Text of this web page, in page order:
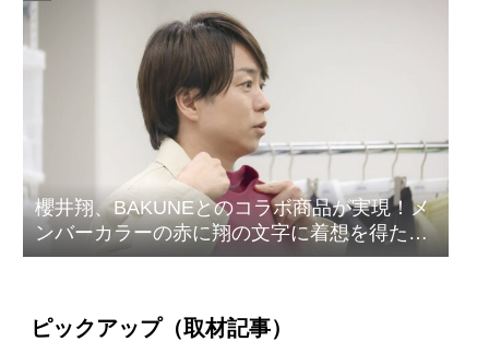
櫻井翔、BAKUNEとのコラボ商品が実現！メ
ンバーカラーの赤に翔の文字に着想を得たデ
ザイン
ピックアップ（取材記事）